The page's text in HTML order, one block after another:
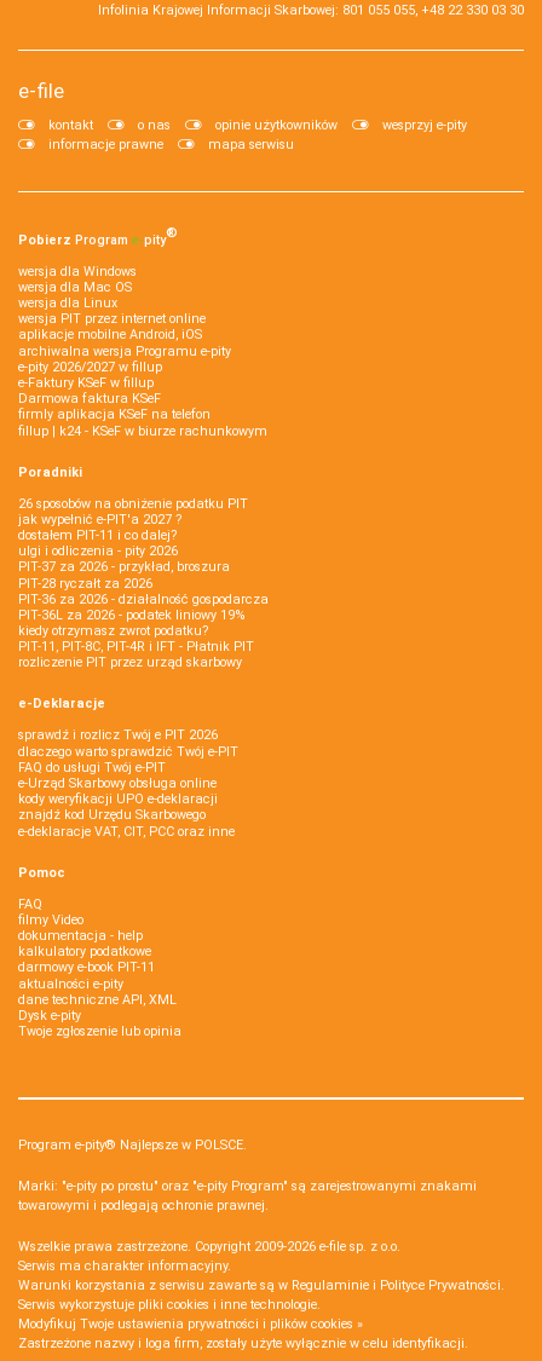
Infolinia Krajowej Informacji Skarbowej: 801 055 055, +48 22 330 03 30
e-file
kontakt o nas opinie użytkowników
wesprzyj e-pity
informacje prawne
mapa serwisu
Pobierz Program e‑pity®
wersja dla Windows
wersja dla Mac OS
wersja dla Linux
wersja PIT przez internet online
aplikacje mobilne Android, iOS
archiwalna wersja Programu e-pity
e-pity 2026/2027 w fillup
e‑Faktury KSeF w fillup
Darmowa faktura KSeF
firmly aplikacja KSeF na telefon
fillup | k24 - KSeF w biurze rachunkowym
Poradniki
26 sposobów na obniżenie podatku PIT
jak wypełnić e-PIT'a 2027 ?
dostałem PIT-11 i co dalej?
ulgi i odliczenia - pity 2026
PIT-37 za 2026 - przykład, broszura
PIT-28 ryczałt za 2026
PIT-36 za 2026 - działalność gospodarcza
PIT-36L za 2026 - podatek liniowy 19%
kiedy otrzymasz zwrot podatku?
PIT-11, PIT-8C, PIT-4R i IFT - Płatnik PIT
rozliczenie PIT przez urząd skarbowy
e-Deklaracje
sprawdź i rozlicz Twój e PIT 2026
dlaczego warto sprawdzić Twój e-PIT
FAQ do usługi Twój e-PIT
e-Urząd Skarbowy obsługa online
kody weryfikacji UPO e-deklaracji
znajdź kod Urzędu Skarbowego
e-deklaracje VAT, CIT, PCC oraz inne
Pomoc
FAQ
filmy Video
dokumentacja - help
kalkulatory podatkowe
darmowy e-book PIT-11
aktualności e-pity
dane techniczne API, XML
Dysk e-pity
Twoje zgłoszenie lub opinia
Program e-pity® Najlepsze w POLSCE.
Marki: "e-pity po prostu" oraz "e-pity Program" są zarejestrowanymi znakami
towarowymi i podlegają ochronie prawnej.
Wszelkie prawa zastrzeżone. Copyright 2009-2026 e-file sp. z o.o.
Serwis ma charakter informacyjny.
Warunki korzystania z serwisu zawarte są w Regulaminie i Polityce Prywatności.
Serwis wykorzystuje pliki cookies i inne technologie.
Modyfikuj Twoje ustawienia prywatności i plików cookies »
Zastrzeżone nazwy i loga firm, zostały użyte wyłącznie w celu identyfikacji.